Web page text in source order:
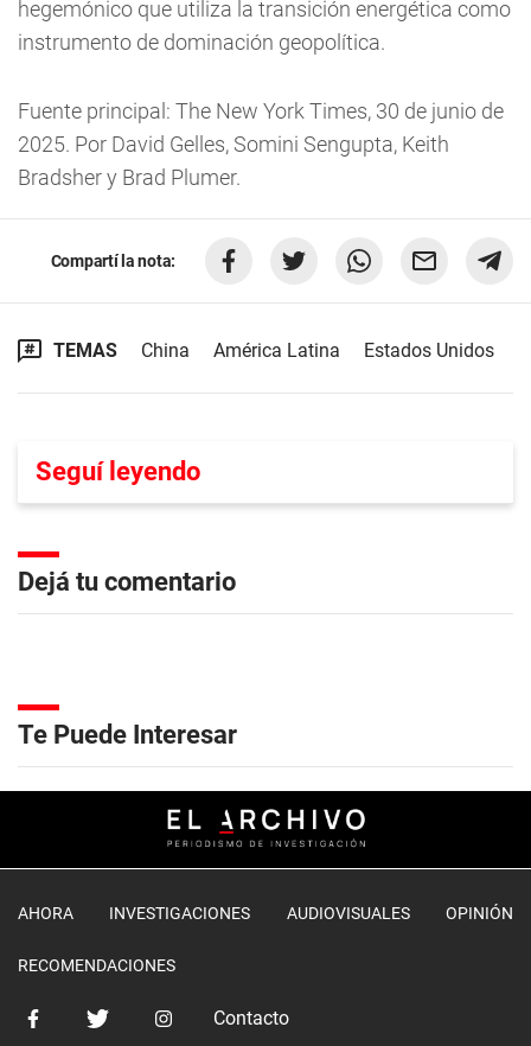
hegemónico que utiliza la transición energética como
instrumento de dominación geopolítica.
Fuente principal: The New York Times, 30 de junio de
2025. Por David Gelles, Somini Sengupta, Keith
Bradsher y Brad Plumer.
Compartí la nota:
TEMAS China América Latina Estados Unidos
Seguí leyendo
Dejá tu comentario
Te Puede Interesar
AHORA INVESTIGACIONES AUDIOVISUALES OPINIÓN
RECOMENDACIONES
Contacto